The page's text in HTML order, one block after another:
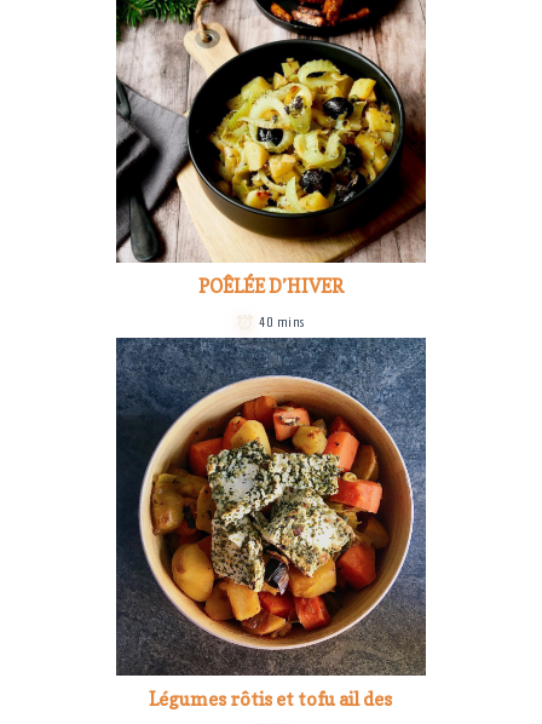
POÊLÉE D’HIVER
40 mins
Légumes rôtis et tofu ail des